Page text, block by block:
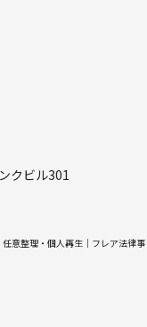
クビル301
意整理・個人再生｜フレア法律事